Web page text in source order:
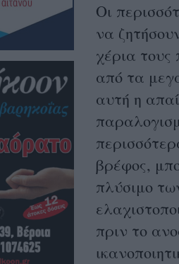
Οι
να
χέρια τους
από τα
αυτή η
βρέφος,
πλύσιμο
πριν το